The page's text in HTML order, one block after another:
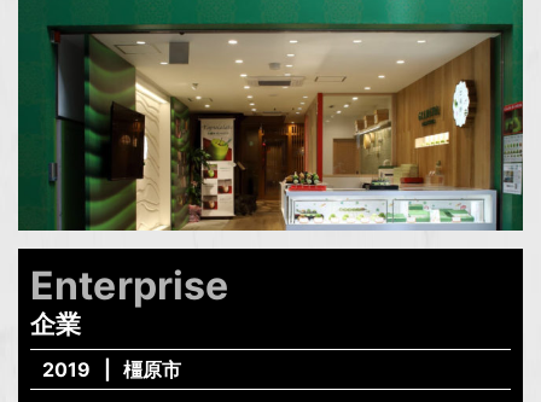
Enterprise
企業
2019 橿原市